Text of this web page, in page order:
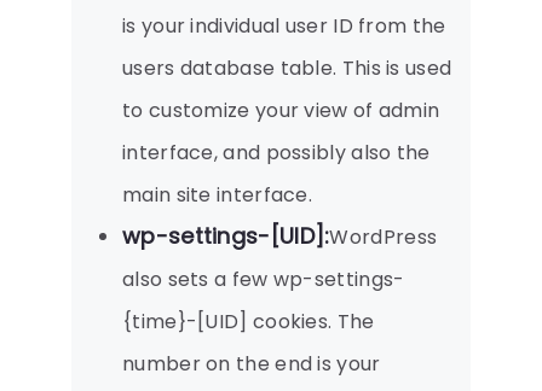
is your individual user ID from the
users database table. This is used
to customize your view of admin
interface, and possibly also the
main site interface.
wp-settings-[UID]:WordPress
also sets a few wp-settings-
{time}-[UID] cookies. The
number on the end is your